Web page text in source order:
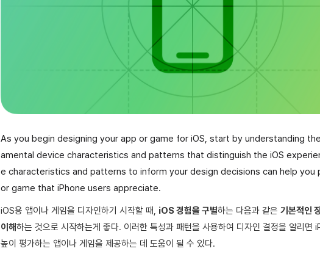
As you begin designing your app or game for iOS, start by understanding
amental device characteristics and patterns that distinguish the iOS
e characteristics and patterns to inform your design decisions can help you
or game that iPhone users appreciate.
iOS용 앱이나 게임을 디자인하기 시작할 때, iOS 경험을 구별하는 다음과 같은 기본적인
이해하는 것으로 시작하는게 좋다. 이러한 특성과 패턴을 사용하여 디자인 결정을 알리면
높이 평가하는 앱이나 게임을 제공하는 데 도움이 될 수 있다.